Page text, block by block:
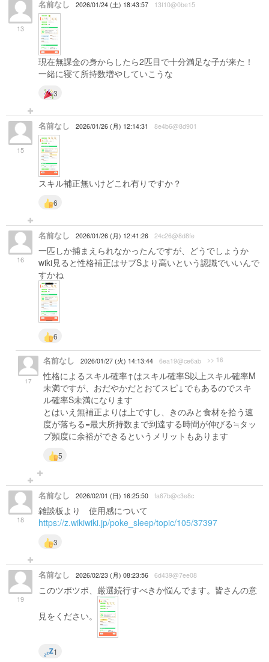
13
名前なし 2026/01/24 (土) 18:43:57 13f10@0be15
現在無課金の身からしたら2匹目で十分満足な子が来た！
一緒に寝て所持数増やしていこうな
3
15
名前なし 2026/01/26 (月) 12:14:31 8e4b6@8d901
スキル補正無いけどこれ有りですか？
6
16
名前なし 2026/01/26 (月) 12:41:26 24c26@8d8fe
一匹しか捕まえられなかったんですが、どうでしょうか
wiki見ると性格補正はサブSより高いという認識でいいんで
すかね
6
17
名前なし 2026/01/27 (火) 14:13:44 6ea19@ce6ab >> 16
性格によるスキル確率↑はスキル確率S以上スキル確率M
未満ですが、おだやかだとおてスピ↓でもあるのでスキ
ル確率S未満になります
とはいえ無補正よりは上ですし、きのみと食材を拾う速
度が落ちる=最大所持数まで到達する時間が伸びる≒タッ
プ頻度に余裕ができるというメリットもあります
5
18
名前なし 2026/02/01 (日) 16:25:50 fa67b@c3e8c
雑談板より 使用感について
https://z.wikiwiki.jp/poke_sleep/topic/105/37397
3
19
名前なし 2026/02/23 (月) 08:23:56 6d439@7ee08
このツボツボ、厳選続行すべきか悩んでます。皆さんの意
見をください。
1